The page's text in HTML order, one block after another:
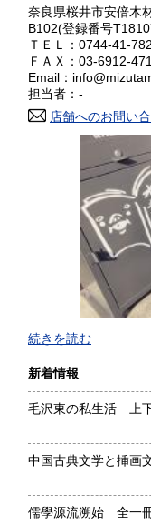
岡山県
山口県
香川県
高知県
奈良県桜井市安倍木
B102(登録番号
ＴＥＬ：0744-41-
ＦＡＸ：03-6912-
Email：
担当者：-
店舗へのお問い
続きを読む
新着情報